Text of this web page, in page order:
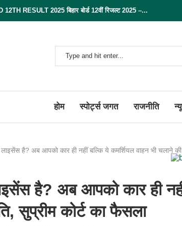
RESULT 2025 बिहार बोर्ड 12वीं रिजल्ट 2025 –...
होम स्पोर्ट्स जगत राजनीति
है? अब आपको कार ही नहीं बल्कि ये कमर्शियल वाहन भी चलाने
है? अब आपको कार ही
सुप्रीम कोर्ट का फैसला